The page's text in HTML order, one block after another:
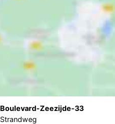
Boulevard-Zeezijde-33
Strandweg